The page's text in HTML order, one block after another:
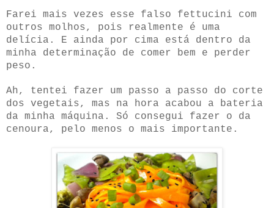
Farei mais vezes esse falso fettucini com
outros molhos, pois realmente é uma
delícia. E ainda por cima está dentro da
minha determinação de comer bem e perder
peso.
Ah, tentei fazer um passo a passo do corte
dos vegetais, mas na hora acabou a bateria
da minha máquina. Só consegui fazer o da
cenoura, pelo menos o mais importante.